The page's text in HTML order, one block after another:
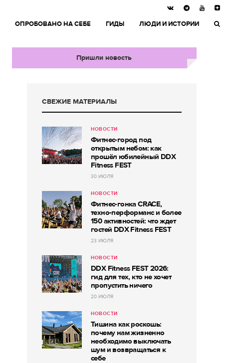
ОПРОБОВАНО НА СЕБЕ ГИДЫ ЛЮДИ И ИСТОРИИ
Пришли новость
СВЕЖИЕ МАТЕРИАЛЫ
НОВОСТИ
Фитнес-город под
открытым небом: как
прошёл юбилейный DDX
Fitness FEST
30 ИЮЛЯ
НОВОСТИ
Фитнес-гонка CRACE,
техно-перформанс и более
150 активностей: что ждет
гостей DDX Fitness FEST
23 ИЮЛЯ
НОВОСТИ
DDX Fitness FEST 2026:
гид для тех, кто не хочет
пропустить ничего
20 ИЮЛЯ
НОВОСТИ
Тишина как роскошь:
почему нам жизненно
необходимо выключать
шум и возвращаться к
себе